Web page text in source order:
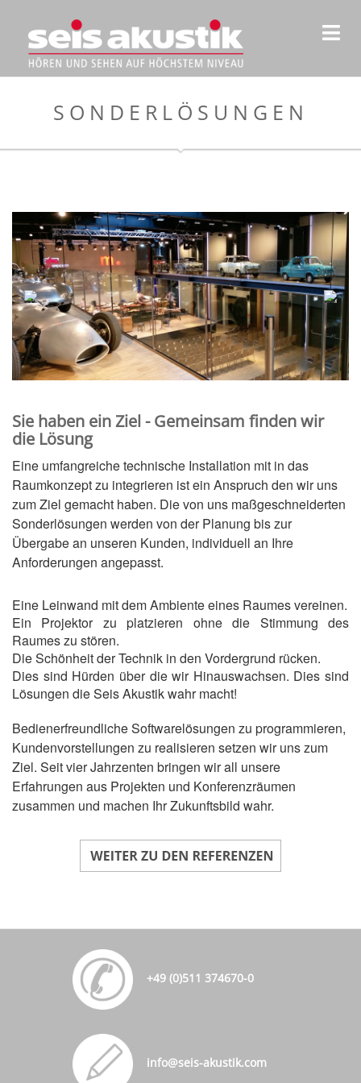
SONDERLÖSUNGEN
Sie haben ein Ziel - Gemeinsam finden wir
die Lösung
Eine umfangreiche technische Installation mit in das
Raumkonzept zu integrieren ist ein Anspruch den wir uns
zum Ziel gemacht haben. Die von uns maßgeschneiderten
Sonderlösungen werden von der Planung bis zur
Übergabe an unseren Kunden, individuell an Ihre
Anforderungen angepasst.
Eine Leinwand mit dem Ambiente eines Raumes vereinen.
Ein Projektor zu platzieren ohne die Stimmung des
Raumes zu stören.
Die Schönheit der Technik in den Vordergrund rücken.
Dies sind Hürden über die wir Hinauswachsen. Dies sind
Lösungen die Seis Akustik wahr macht!
Bedienerfreundliche Softwarelösungen zu programmieren,
Kundenvorstellungen zu realisieren setzen wir uns zum
Ziel. Seit vier Jahrzenten bringen wir all unsere
Erfahrungen aus Projekten und Konferenzräumen
zusammen und machen Ihr Zukunftsbild wahr.
+49 (0)511 374670-0
info@seis-akustik.com